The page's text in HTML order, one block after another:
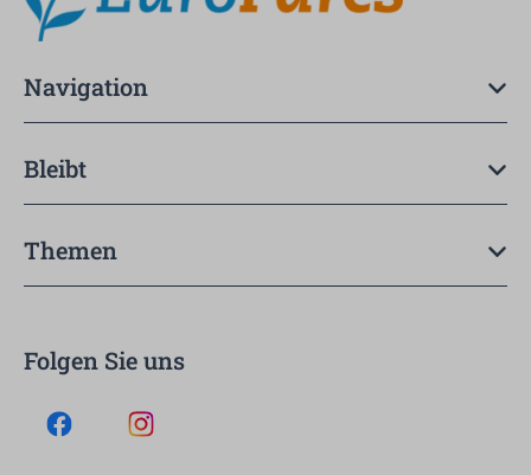
Navigation
Bleibt
Themen
Folgen Sie uns